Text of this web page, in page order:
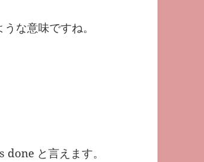
な意味ですね。
と言えます。